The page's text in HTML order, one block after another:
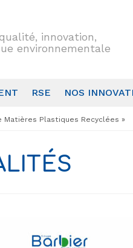
innovation,
environnementale
RSE NOS
Plastiques Recyclées »